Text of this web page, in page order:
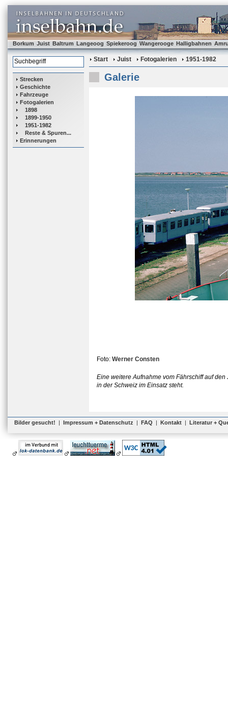
Borkum Juist Baltrum Langeoog Spiekeroog Wangerooge Halligbahnen
Strecken
Geschichte
Fahrzeuge
Fotogalerien
1898
1899-1950
1951-1982
Reste & Spuren...
Erinnerungen
Start Juist Fotogalerien 1951-1982
Galerie
Foto: Werner Consten
Eine weitere Aufnahme vom Fährschiff auf
in der Schweiz im Einsatz steht.
Bilder gesucht! | Impressum + Datenschutz | FAQ | Kontakt | Literatur +